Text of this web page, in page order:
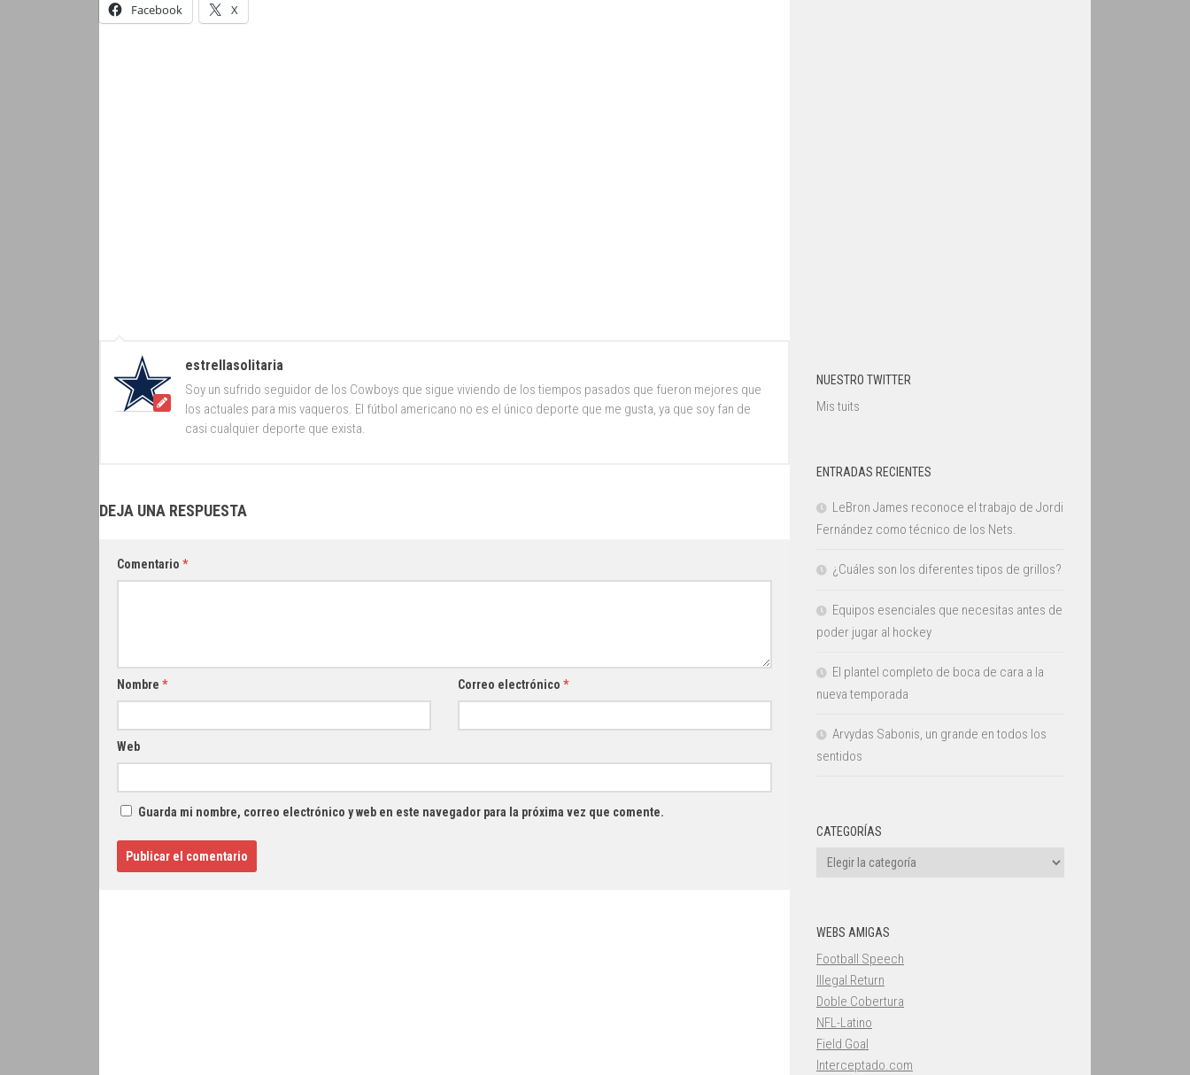
Facebook X
estrellasolitaria
Soy un sufrido seguidor de los Cowboys que sigue viviendo de los tiempos pasados que fueron mejores que
los actuales para mis vaqueros. El fútbol americano no es el único deporte que me gusta, ya que soy fan de
casi cualquier deporte que exista.
DEJA UNA RESPUESTA
Comentario *
Nombre * Correo electrónico *
Web
Guarda mi nombre, correo electrónico y web en este navegador para la próxima vez que comente.
NUESTRO TWITTER
Mis tuits
ENTRADAS RECIENTES
LeBron James reconoce el trabajo de Jordi
Fernández como técnico de los Nets.
¿Cuáles son los diferentes tipos de grillos?
Equipos esenciales que necesitas antes de
poder jugar al hockey
El plantel completo de boca de cara a la
nueva temporada
Arvydas Sabonis, un grande en todos los
sentidos
CATEGORÍAS
Categorías
WEBS AMIGAS
Football Speech
Illegal Return
Doble Cobertura
NFL-Latino
Field Goal
Interceptado.com